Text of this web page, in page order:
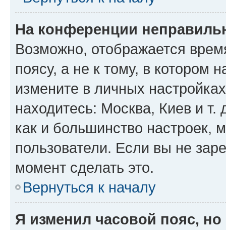
На конференции
Возможно, отображается
поясу, а не к тому, в котором
измените в личных
находитесь: Москва, Киев и т.
как и большинство настроек,
пользователи. Если вы не
момент сделать это.
Вернуться к началу
Я изменил часовой пояс,